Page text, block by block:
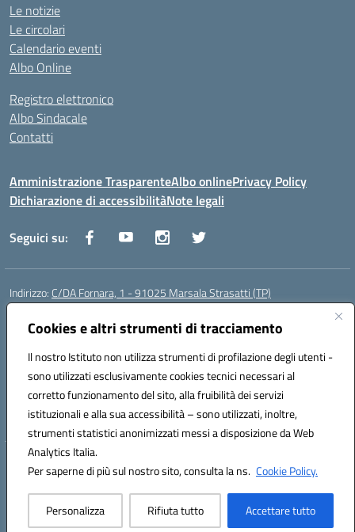
Cookies e altri strumenti di tracciamento
Il nostro Istituto non utilizza strumenti di profilazione degli utenti -
sono utilizzati esclusivamente cookies tecnici necessari al
corretto funzionamento del sito, alla fruibilità dei servizi
istituzionali e alla sua accessibilità – sono utilizzati, inoltre,
strumenti statistici anonimizzati messi a disposizione da Web
Analytics Italia.
Per saperne di più sul nostro sito, consulta la ns. Cookie Policy.
Personalizza Rifiuta tutto Accettare tutto
Le notizie
Le circolari
Calendario eventi
Albo Online
Registro elettronico
Albo Sindacale
Contatti
Amministrazione TrasparenteAlbo onlinePrivacy Policy
Dichiarazione di accessibilitàNote legali
Seguici su:
Indirizzo: C/DA Fornara, 1 - 91025 Marsala Strasatti (TP)
Centralino:
Posta elettronica certificata (PEC):tpic81600v@pec.istruzione.it
Codice fiscale: 82006360810
Codice meccanografico:TPIC81600V
Codice Indice delle Pubbliche Amministrazioni (IPA): istsc_tpic81600v
Codice unico di fatturazione (CUF): UFODYY
Hosting & Powered by 3D Solution S.r.l.
Concept & Design by Designers Italia